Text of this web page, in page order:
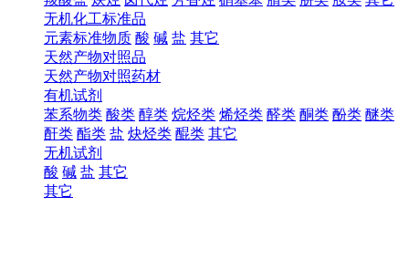
无机化工标准品
元素标准物质 酸 碱 盐 其它
天然产物对照品
天然产物对照药材
有机试剂
苯系物类 酸类 醇类 烷烃类 烯烃类 醛类 酮类 酚类 醚类
酐类 酯类 盐 炔烃类 醌类 其它
无机试剂
酸 碱 盐 其它
其它